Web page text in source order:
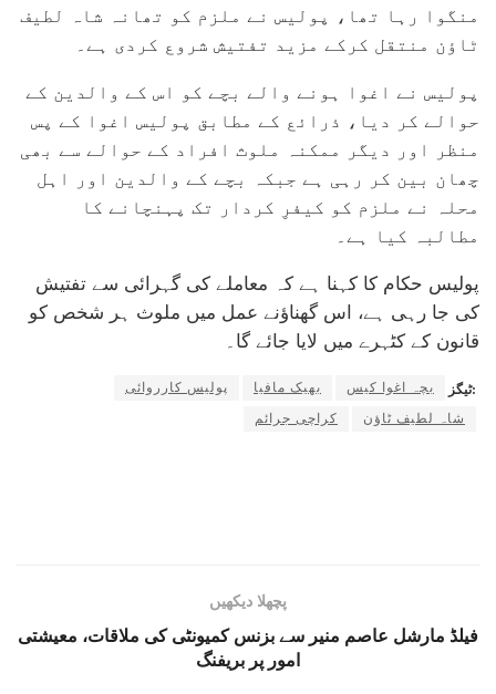
منگوا رہا تھا، پولیس نے ملزم کو تھانہ شاہ لطیف
ٹاؤن منتقل کرکے مزید تفتیش شروع کردی ہے۔
پولیس نے اغوا ہونے والے بچے کو اس کے والدین کے
حوالے کر دیا، ذرائع کے مطابق پولیس اغوا کے پس
منظر اور دیگر ممکنہ ملوث افراد کے حوالے سے بھی
چھان بین کر رہی ہے جبکہ بچے کے والدین اور اہل
محلہ نے ملزم کو کیفرِ کردار تک پہنچانے کا
مطالبہ کیا ہے۔
پولیس حکام کا کہنا ہے کہ معاملے کی گہرائی سے تفتیش
کی جا رہی ہے، اس گھناؤنے عمل میں ملوث ہر شخص کو
قانون کے کٹہرے میں لایا جائے گا۔
ٹیگز: بچہ اغوا کیس بھیک مافیا
پولیس کارروائی
شاہ لطیف ٹاؤن
کراچی جرائم
پچھلا دیکھیں
فیلڈ مارشل عاصم منیر سے بزنس کمیونٹی کی ملاقات، معیشتی
امور پر بریفنگ